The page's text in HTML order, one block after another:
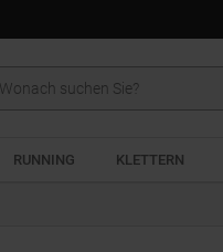
RUNNING KLETTERN